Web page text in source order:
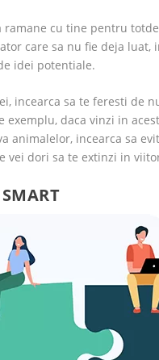
ramane cu tine pentru
care sa nu fie deja
idei potentiale.
incearca sa te feresti de
exemplu, daca vinzi in
animalelor, incearca sa
vei dori sa te extinzi in